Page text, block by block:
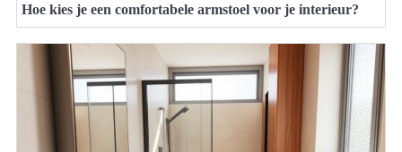
Hoe kies je een comfortabele armstoel voor je interieur?